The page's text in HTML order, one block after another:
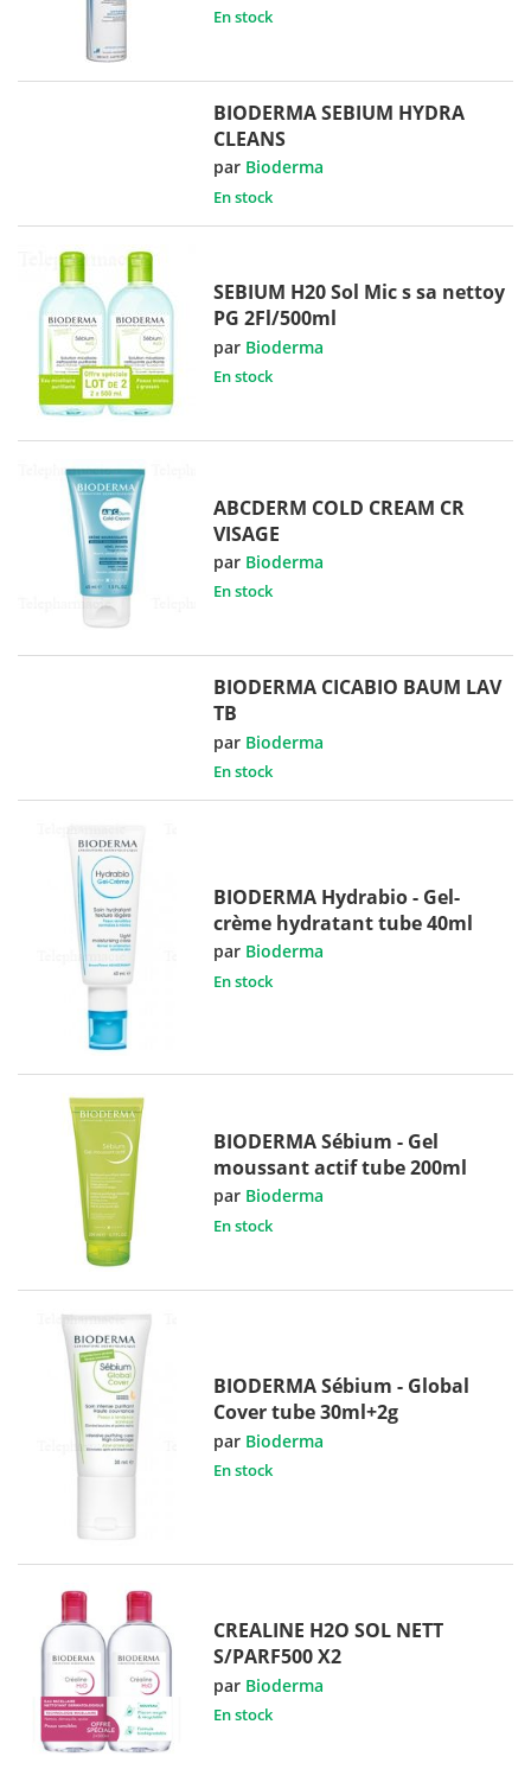
En stock
BIODERMA SEBIUM HYDRA
CLEANS
par Bioderma
En stock
SEBIUM H20 Sol Mic s sa nettoy
PG 2Fl/500ml
par Bioderma
En stock
ABCDERM COLD CREAM CR
VISAGE
par Bioderma
En stock
BIODERMA CICABIO BAUM LAV
TB
par Bioderma
En stock
BIODERMA Hydrabio - Gel-
crème hydratant tube 40ml
par Bioderma
En stock
BIODERMA Sébium - Gel
moussant actif tube 200ml
par Bioderma
En stock
BIODERMA Sébium - Global
Cover tube 30ml+2g
par Bioderma
En stock
CREALINE H2O SOL NETT
S/PARF500 X2
par Bioderma
En stock